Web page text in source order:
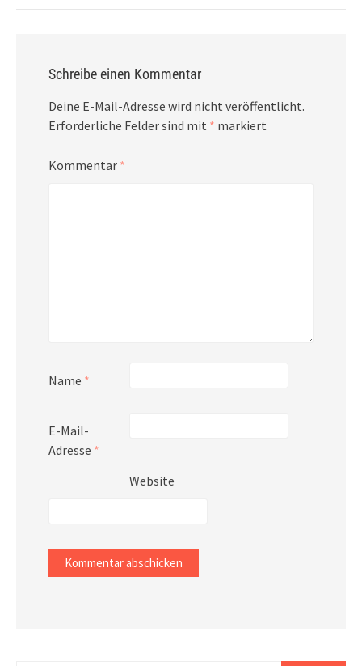
Schreibe einen Kommentar
Deine E-Mail-Adresse wird nicht veröffentlicht.
Erforderliche Felder sind mit * markiert
Kommentar *
Name *
E-Mail-
Adresse *
Website